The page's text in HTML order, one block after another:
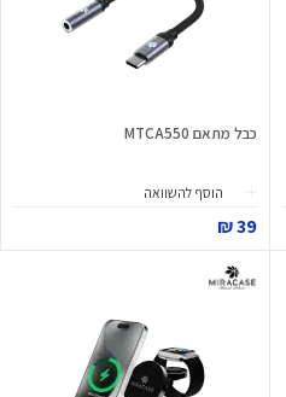
כבל מתאם MTCA550
הוסף להשוואה
39 ₪